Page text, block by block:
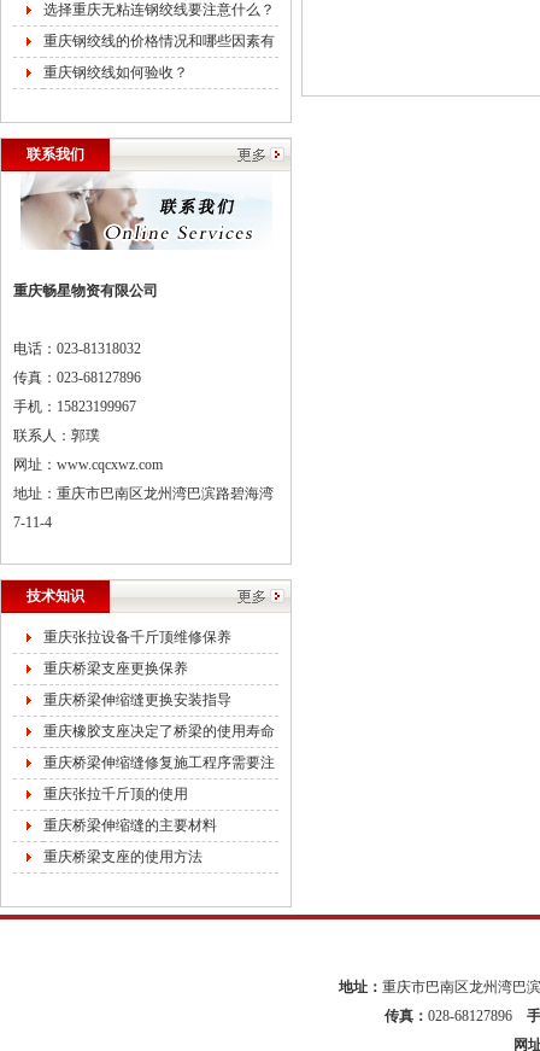
选择重庆无粘连钢绞线要注意什么？
重庆钢绞线的价格情况和哪些因素有
重庆钢绞线如何验收？
联系我们
重庆畅星物资有限公司
电话：023-81318032
传真：023-68127896
手机：15823199967
联系人：郭璞
网址：www.cqcxwz.com
地址：重庆市巴南区龙州湾巴滨路碧海湾
7-11-4
技术知识
重庆张拉设备千斤顶维修保养
重庆桥梁支座更换保养
重庆桥梁伸缩缝更换安装指导
重庆橡胶支座决定了桥梁的使用寿命
重庆桥梁伸缩缝修复施工程序需要注
重庆张拉千斤顶的使用
重庆桥梁伸缩缝的主要材料
重庆桥梁支座的使用方法
地址： 重庆市巴南区龙州湾巴
传真： 028-68127896
网